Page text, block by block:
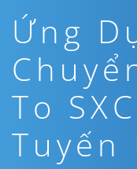
Ứng
To
Tuyến